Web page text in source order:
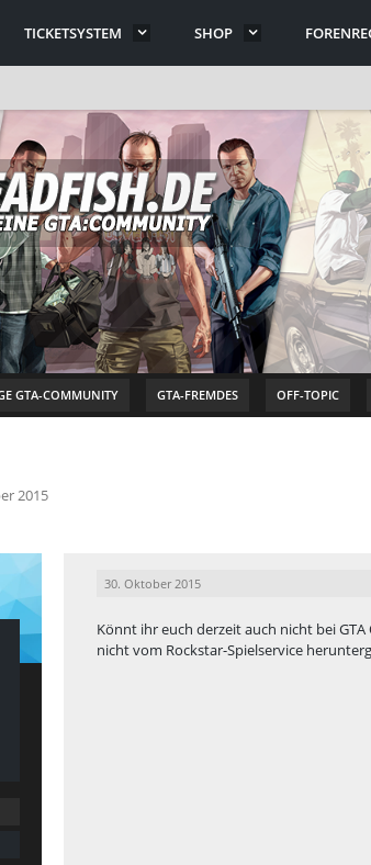
TICKETSYSTEM SHOP
GTA-COMMUNITY GTA-FREMDES OFF-TOPIC
2015
30. Oktober 2015
Könnt ihr euch derzeit auch nicht bei
nicht vom Rockstar-Spielservice